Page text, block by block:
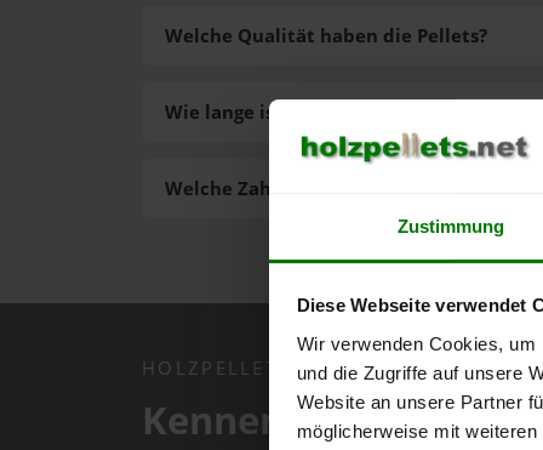
Zustimmung
Diese Webseite verwendet
Wir verwenden Cookies,
und die Zugriffe auf unsere
Website an unsere Partner
möglicherweise mit
Welche Zahlungsarten gibt es?
Welche Qualität haben die Pellets?
Wie lange ist die Lieferzeit der Pellets?
HOLZPELLETS.NET APP
Kennen Sie schon